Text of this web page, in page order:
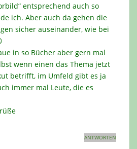
entsprechend auch so
ich. Aber auch da gehen die
sicher auseinander, wie bei
in so Bücher aber gern mal
wenn einen das Thema jetzt
betrifft, im Umfeld gibt es ja
immer mal Leute, die es
ANTWORTEN